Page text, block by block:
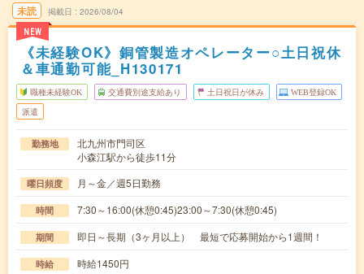
未読
NEW
掲載日 2026/08/04
《未経験OK》銅管製造オペレーター○土日祝休
＆車通勤可能_H130171
職種未経験OK 交通費別途支給あり 土日祝日が休み WEB登録OK
派遣
勤務地
北九州市門司区
小森江駅から徒歩11分
曜日頻度 月～金／週5日勤務
時間 7:30～16:00(休憩0:45)23:00～7:30(休憩0:45)
期間 即日～長期（3ヶ月以上） 最短で応募開始から1週間！
時給 時給1450円